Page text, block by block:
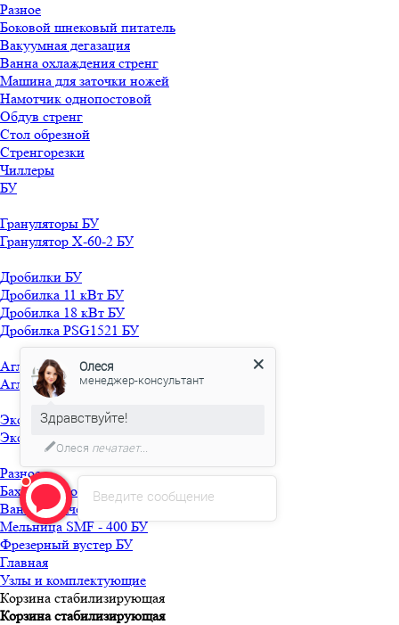
Разное
Боковой шнековый питатель
Вакуумная дегазация
Ванна охлаждения стренг
Машина для заточки ножей
Намотчик однопостовой
Обдув стренг
Стол обрезной
Стренгорезки
Чиллеры
БУ
Грануляторы БУ
Гранулятор X-60-2 БУ
Дробилки БУ
Дробилка 11 кВт БУ
Дробилка 18 кВт БУ
Дробилка PSG1521 БУ
Агломераторы БУ
Агломератор HQ-150 БУ
Экструдеры БУ
Экструдер TRUSIOMA 63 БУ
Разное
Бахилосварочная машина БУ
Ванна горячей мойки БУ
Мельница SMF - 400 БУ
Фрезерный вустер БУ
Главная
Узлы и комплектующие
Корзина стабилизирующая
Корзина стабилизирующая
Введите сообщение
Олеся
менеджер-консультант
Здравствуйте!
Олеся печатает...